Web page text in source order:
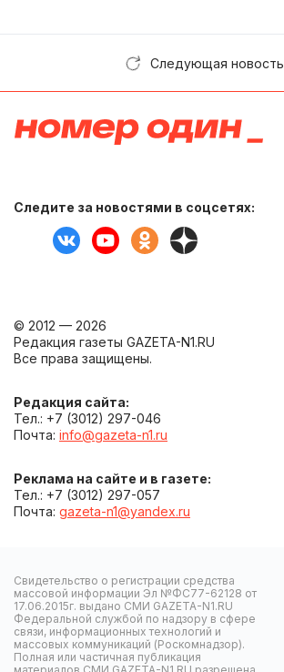
Следующая новость
Следите за новостями в соцсетях:
© 2012 — 2026
Редакция газеты GAZETA-N1.RU
Все права защищены.
Редакция сайта:
Тел.: +7 (3012) 297-046
Почта: info@gazeta-n1.ru
Реклама на сайте и в газете:
Тел.: +7 (3012) 297-057
Почта: gazeta-n1@yandex.ru
Свидетельство о регистрации средства
массовой информации Эл №ФС77-62128 от
17.06.2015г. выдано СМИ GAZETA-N1.RU
Федеральной службой по надзору в сфере
связи, информационных технологий и
массовых коммуникаций (Роскомнадзор).
Полная или частичная публикация